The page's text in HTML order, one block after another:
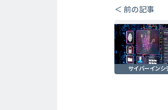
＜ 前の記事
サイバーインシ